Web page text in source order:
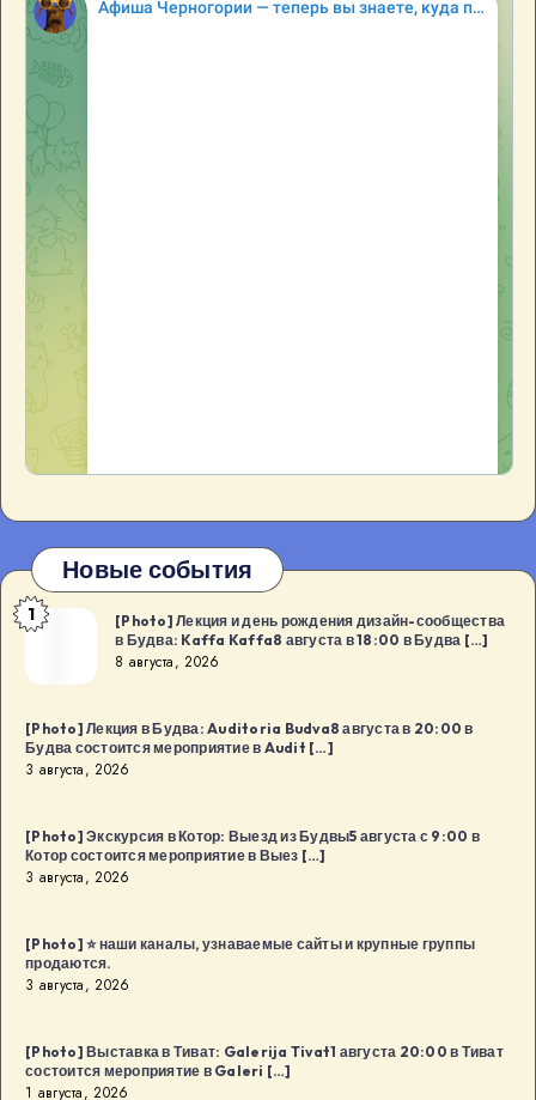
Новые события
[Photo]
и
рождения
дизайн-
в
Будва:
Kaffa
августа
в
Будва
1
[Photo] Лекция и день рождения дизайн-сообщества
в Будва: Kaffa Kaffa8 августа в 18:00 в Будва […]
8 августа, 2026
[Photo] Лекция в Будва: Auditoria Budva8 августа в 20:00 в
Будва состоится мероприятие в Audit […]
3 августа, 2026
[Photo] Экскурсия в Котор: Выезд из Будвы5 августа с 9:00 в
Котор состоится мероприятие в Выез […]
3 августа, 2026
[Photo] ⭐️ наши каналы, узнаваемые сайты и крупные группы
продаются.
3 августа, 2026
[Photo] Выставка в Тиват: Galerija Tivat1 августа 20:00 в Тиват
состоится мероприятие в Galeri […]
1 августа, 2026